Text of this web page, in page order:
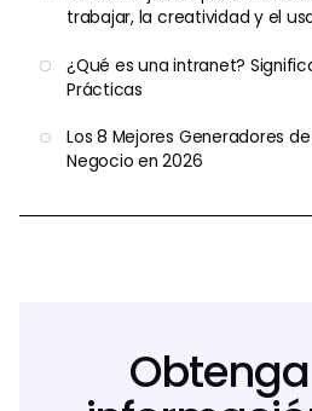
trabajar, la creatividad y el
¿Qué es una intranet?
Prácticas
Los 8 Mejores Generadores
Negocio en 2026